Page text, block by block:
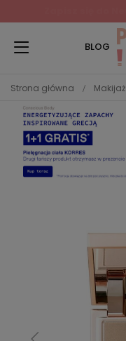
BLOG
Strona główna Makijaż